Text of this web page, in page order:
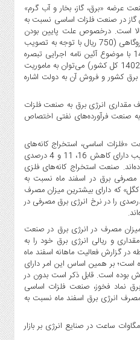
عرضه «برق، گاز، بخار و آب گرم»
گاز در صنعت فلزات اساسی نسبت به
بالا است. درخصوص علت پایین بودن
نرخ ریالی تامین گاز برای صنعت نیروگاهی (750 ریال با توجه به تصویب
نامه هیات وزیران 8 مرداد ماه 1402 با موضوع آئین نامه اجرایی تبصره
(14) ماده واحده قانون بودجه سال 1402 کل کشور) می‌توان به ماموریت
کشور و فروش آن به دولت اشاره
مقداری انرژی برق به صنعت فلزات
صنعت فرآورده‌های نفتی اختصاص
«فلزات اساسی، استخراج کانه‌های
فلزی و محصولات شیمیایی» به ترتیب دارای کاهش 16، 11 و 4 درصدی
صنعت استخراج کانه‌های فلزی
مصرفی برق در اسفند ماه نسبت به
که دارای بیشترین میزان مصرف
برق است افزایش 93 و 12 درصدی را در نرخ انرژی برق مصرفی در
میزان مصرف در انرژی برق در صنعت
و ریالی انرژی برق خود را به
گزارش فعالیت ماهانه اسفند ماه
است؛ بر همین اساس این امر دارای
بوده است. قابل ذکر است بدون در
نماد فخوز، صنعت فلزات اساسی
میزان مصرف انرژی برق اسفند ماه نسبت به
ساعت در صنایع انرژی بر بازار